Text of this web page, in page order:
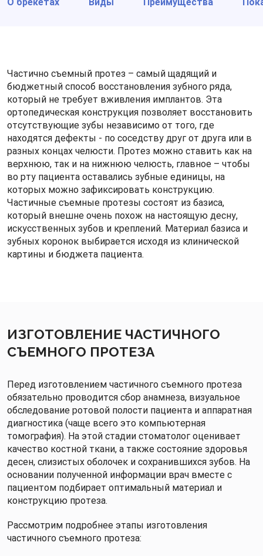
Частично съемный протез – самый щадящий и
бюджетный способ восстановления зубного ряда,
который не требует вживления имплантов. Эта
ортопедическая конструкция позволяет восстановить
отсутствующие зубы независимо от того, где
находятся дефекты - по соседству друг от друга или в
разных концах челюсти. Протез можно ставить как на
верхнюю, так и на нижнюю челюсть, главное – чтобы
во рту пациента оставались зубные единицы, на
которых можно зафиксировать конструкцию.
Частичные съемные протезы состоят из базиса,
который внешне очень похож на настоящую десну,
искусственных зубов и креплений. Материал базиса и
зубных коронок выбирается исходя из клинической
картины и бюджета пациента.
ИЗГОТОВЛЕНИЕ ЧАСТИЧНОГО
СЪЕМНОГО ПРОТЕЗА
Перед изготовлением частичного съемного протеза
обязательно проводится сбор анамнеза, визуальное
обследование ротовой полости пациента и аппаратная
диагностика (чаще всего это компьютерная
томография). На этой стадии стоматолог оценивает
качество костной ткани, а также состояние здоровья
десен, слизистых оболочек и сохранившихся зубов. На
основании полученной информации врач вместе с
пациентом подбирает оптимальный материал и
конструкцию протеза.
Рассмотрим подробнее этапы изготовления
частичного съемного протеза: